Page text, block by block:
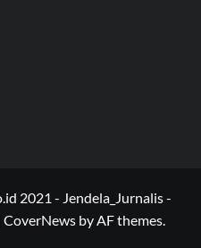
2021 - Jendela_Jurnalis -
CoverNews by AF themes.